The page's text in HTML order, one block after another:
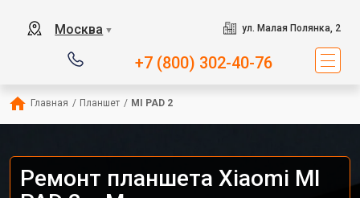
Москва ▼ ул. Малая Полянка, 2
+7 (800) 302-40-76
Главная / Планшет / MI PAD 2
Ремонт планшета Xiaomi MI